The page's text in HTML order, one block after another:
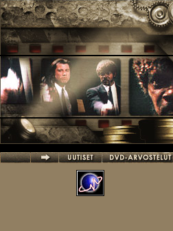
Hyppää pääsisältöön